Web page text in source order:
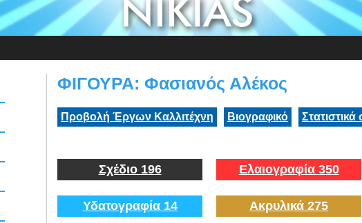
ΦΙΓΟΥΡΑ: Φασιανός Αλέκος
Προβολή Έργων Καλλιτέχνη Βιογραφικό
Σχέδιο 196 Ελαιογραφία 350
Υδατογραφία 14 Ακρυλικά 275